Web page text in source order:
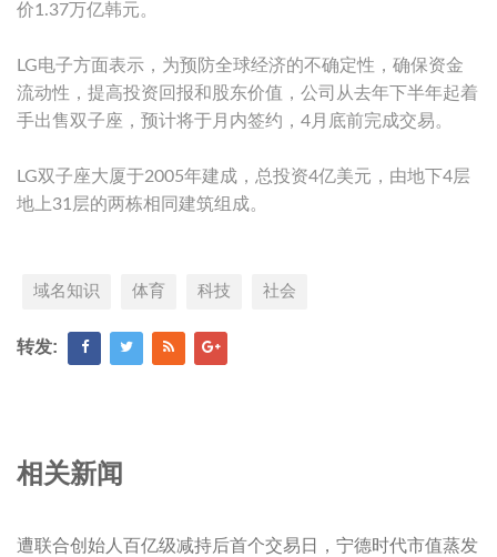
价1.37万亿韩元。
LG电子方面表示，为预防全球经济的不确定性，确保资金
流动性，提高投资回报和股东价值，公司从去年下半年起着
手出售双子座，预计将于月内签约，4月底前完成交易。
LG双子座大厦于2005年建成，总投资4亿美元，由地下4层
地上31层的两栋相同建筑组成。
域名知识 体育 科技 社会
转发:
相关新闻
遭联合创始人百亿级减持后首个交易日，宁德时代市值蒸发